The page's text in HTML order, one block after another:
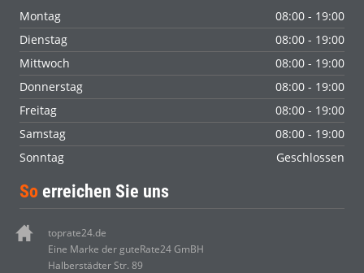
Montag
08:00 - 19:00
Dienstag
08:00 - 19:00
Mittwoch
08:00 - 19:00
Donnerstag
08:00 - 19:00
Freitag
08:00 - 19:00
Samstag
08:00 - 19:00
Sonntag
Geschlossen
So erreichen Sie uns
toprate24.de
Eine Marke der guteRate24 GmBH
Halberstädter Str. 89